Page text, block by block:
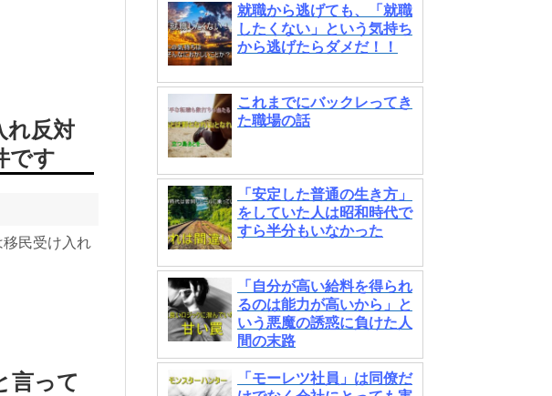
れ反対
です
民受け入れ
言って
就職から逃げても、「就職
したくない」という気持ち
から逃げたらダメだ！！
これまでにバックレってき
た職場の話
「安定した普通の生き方」
をしていた人は昭和時代で
すら半分もいなかった
「自分が高い給料を得られ
るのは能力が高いから」と
いう悪魔の誘惑に負けた人
間の末路
「モーレツ社員」は同僚だ